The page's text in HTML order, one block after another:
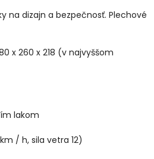
na dizajn a bezpečnosť. Plechové
x 260 x 218 (v najvyššom
lakom
/ h, sila vetra 12)